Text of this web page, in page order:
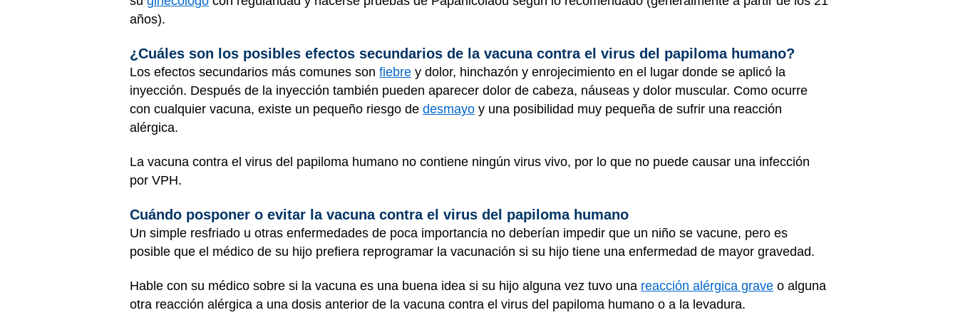
años).
¿Cuáles son los posibles efectos secundarios de la vacuna contra el virus del papiloma humano?
Los efectos secundarios más comunes son fiebre y dolor, hinchazón y enrojecimiento en el lugar donde se aplicó la
inyección. Después de la inyección también pueden aparecer dolor de cabeza, náuseas y dolor muscular. Como ocurre
con cualquier vacuna, existe un pequeño riesgo de desmayo y una posibilidad muy pequeña de sufrir una reacción
alérgica.
La vacuna contra el virus del papiloma humano no contiene ningún virus vivo, por lo que no puede causar una infección
por VPH.
Cuándo posponer o evitar la vacuna contra el virus del papiloma humano
Un simple resfriado u otras enfermedades de poca importancia no deberían impedir que un niño se vacune, pero es
posible que el médico de su hijo prefiera reprogramar la vacunación si su hijo tiene una enfermedad de mayor gravedad.
Hable con su médico sobre si la vacuna es una buena idea si su hijo alguna vez tuvo una reacción alérgica grave o alguna
otra reacción alérgica a una dosis anterior de la vacuna contra el virus del papiloma humano o a la levadura.